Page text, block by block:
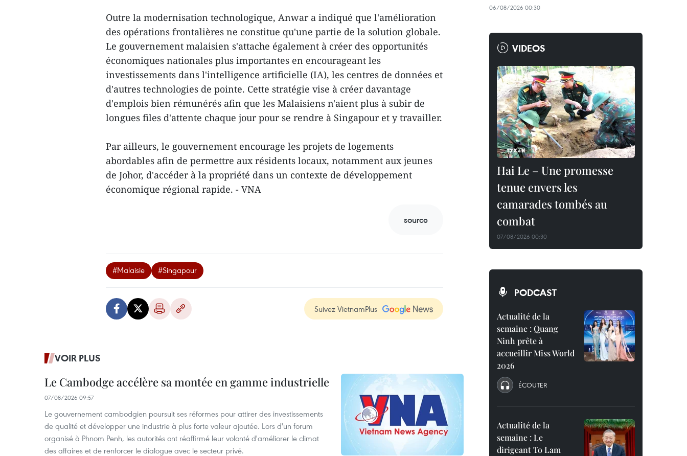
Outre la modernisation technologique, Anwar a indiqué que l'amélioration
des opérations frontalières ne constitue qu'une partie de la solution globale.
Le gouvernement malaisien s'attache également à créer des opportunités
économiques nationales plus importantes en encourageant les
investissements dans l'intelligence artificielle (IA), les centres de données et
d'autres technologies de pointe. Cette stratégie vise à créer davantage
d'emplois bien rémunérés afin que les Malaisiens n'aient plus à subir de
longues files d'attente chaque jour pour se rendre à Singapour et y travailler.
Par ailleurs, le gouvernement encourage les projets de logements
abordables afin de permettre aux résidents locaux, notamment aux jeunes
de Johor, d'accéder à la propriété dans un contexte de développement
économique régional rapide. - VNA
source
#Malaisie #Singapour
Suivez VietnamPlus
VOIR PLUS
Le Cambodge accélère sa montée en gamme industrielle
07/08/2026 09:57
Le gouvernement cambodgien poursuit ses réformes pour attirer des investissements
de qualité et développer une industrie à plus forte valeur ajoutée. Lors d'un forum
organisé à Phnom Penh, les autorités ont réaffirmé leur volonté d'améliorer le climat
des affaires et de renforcer le dialogue avec le secteur privé.
06/08/2026 00:30
VIDEOS
Hai Le – Une promesse
tenue envers les
camarades tombés au
combat
07/08/2026 00:30
PODCAST
Actualité de la
semaine : Quang
Ninh prête à
accueillir Miss World
2026
ÉCOUTER
Actualité de la
semaine : Le
dirigeant To Lam